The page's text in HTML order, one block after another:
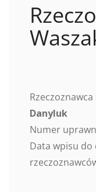
Danyluk
Numer
Data wpisu